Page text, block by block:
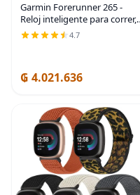
Garmin Forerunner 265 -
Reloj inteligente para correr,
pantalla AMOLED colorida,
4.7
₲ 4.021.636